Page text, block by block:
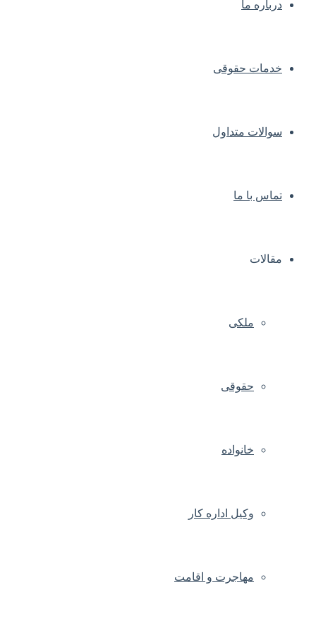
درباره ما
خدمات حقوقی
سوالات متداول
تماس با ما
مقالات
ملکی
حقوقی
خانواده
وکیل اداره کار
مهاجرت و اقامت